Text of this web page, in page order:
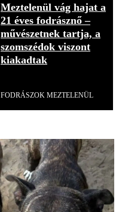
Meztelenül vág hajat a
21 éves fodrásznő –
művészetnek tartja, a
szomszédok viszont
kiakadtak
FODRÁSZOK MEZTELENÜL